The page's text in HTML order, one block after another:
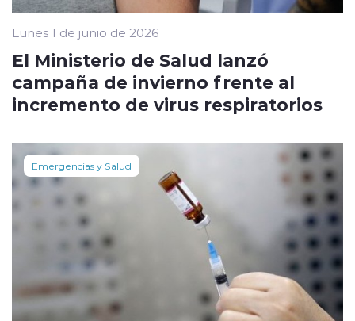
Lunes 1 de junio de 2026
El Ministerio de Salud lanzó
campaña de invierno frente al
incremento de virus respiratorios
Emergencias y Salud